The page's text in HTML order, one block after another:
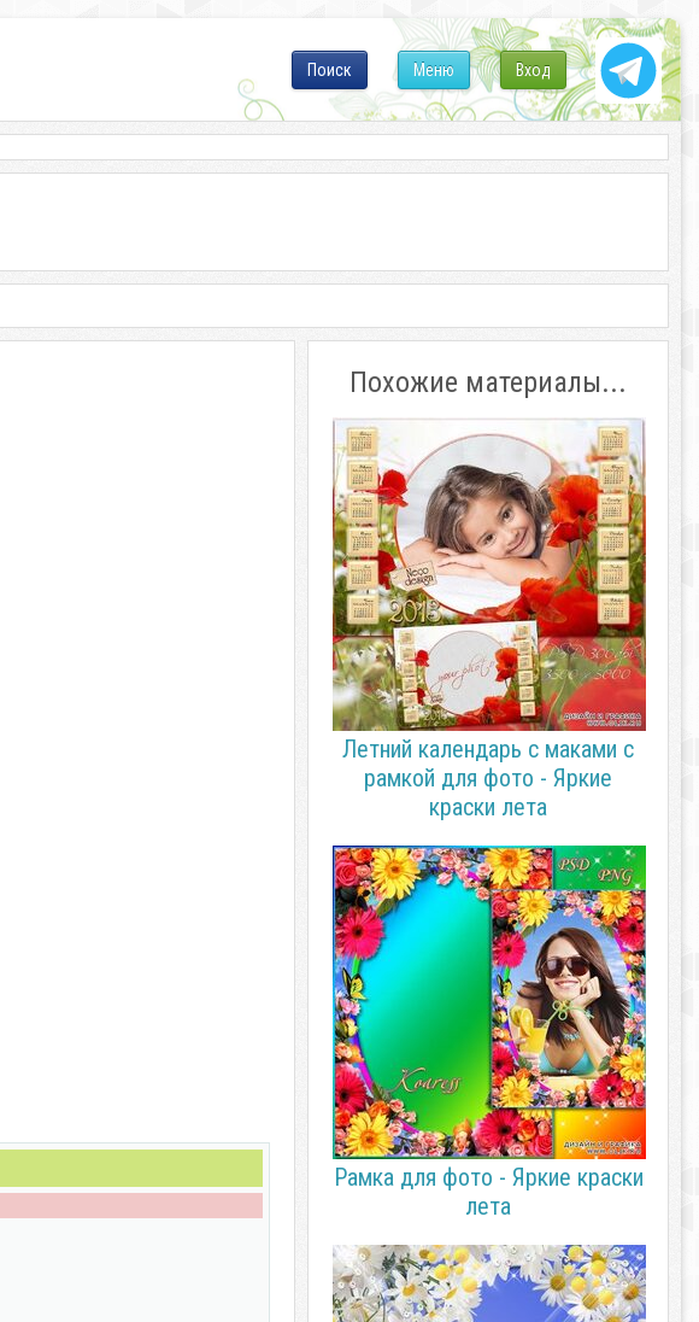
Вход
Меню
Поиск
Похожие материалы...
Летний календарь с маками с
рамкой для фото - Яркие
краски лета
Рамка для фото - Яркие краски
лета